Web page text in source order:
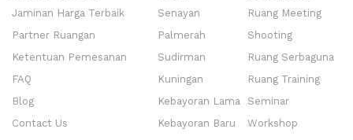
Jaminan Harga Terbaik
Partner Ruangan
Ketentuan Pemesanan
FAQ
Blog
Contact Us
Senayan
Palmerah
Sudirman
Kuningan
Kebayoran Lama
Kebayoran Baru
Ruang Meeting
Shooting
Ruang Serbaguna
Ruang Training
Seminar
Workshop